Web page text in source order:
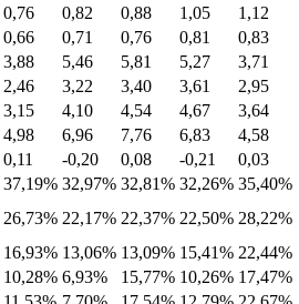
0,76 0,82 0,88 1,05
1,12
0,66 0,71 0,76 0,81
0,83
3,88 5,46 5,81 5,27
3,71
2,46 3,22 3,40 3,61
2,95
3,15 4,10 4,54 4,67
3,64
4,98 6,96 7,76 6,83
4,58
0,11 -0,20 0,08 -0,21
0,03
37,19% 32,97% 32,81% 32,26% 35,40%
26,73% 22,17% 22,37% 22,50% 28,22%
16,93% 13,06% 13,09% 15,41% 22,44%
10,28% 6,93% 15,77% 10,26% 17,47%